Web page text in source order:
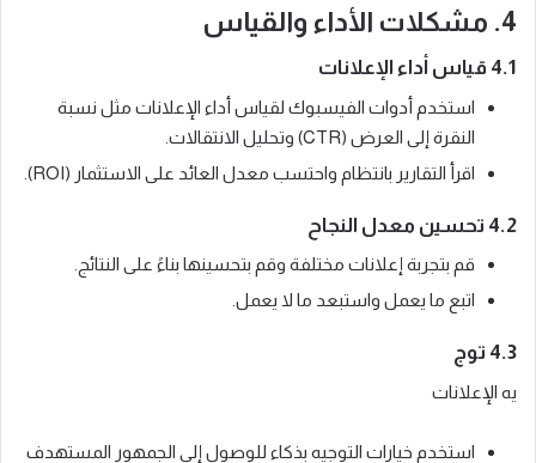
4. مشكلات الأداء والقياس
4.1 قياس أداء الإعلانات
استخدم أدوات الفيسبوك لقياس أداء الإعلانات مثل نسبة
النقرة إلى العرض (CTR) وتحليل الانتقالات.
اقرأ التقارير بانتظام واحتسب معدل العائد على الاستثمار (ROI).
4.2 تحسين معدل النجاح
قم بتجربة إعلانات مختلفة وقم بتحسينها بناءً على النتائج.
اتبع ما يعمل واستبعد ما لا يعمل.
4.3 توج
يه الإعلانات
استخدم خيارات التوجيه بذكاء للوصول إلى الجمهور المستهدف